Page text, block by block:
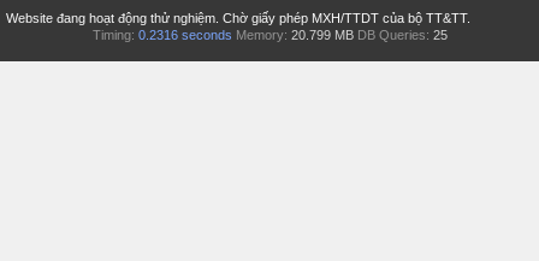
Website đang hoạt động thử nghiệm. Chờ giấy phép MXH/TTDT của bộ TT&TT.
Timing: 0.2316 seconds Memory: 20.799 MB DB Queries: 25